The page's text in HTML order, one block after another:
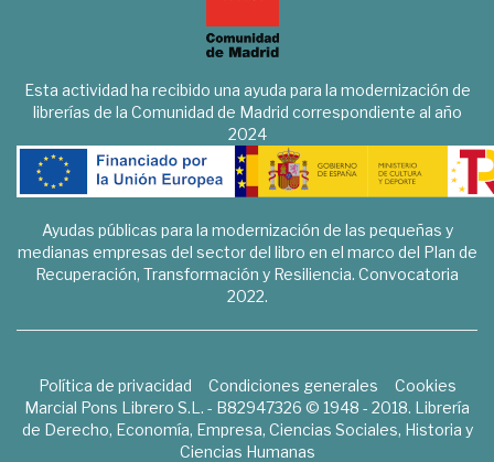
Esta actividad ha recibido una ayuda para la modernización de
librerías de la Comunidad de Madrid correspondiente al año
2024
Ayudas públicas para la modernización de las pequeñas y
medianas empresas del sector del libro en el marco del Plan de
Recuperación, Transformación y Resiliencia. Convocatoria
2022.
Política de privacidad Condiciones generales
Cookies
Marcial Pons Librero S.L. - B82947326 © 1948 - 2018. Librería
de Derecho, Economía, Empresa, Ciencias Sociales, Historia y
Ciencias Humanas